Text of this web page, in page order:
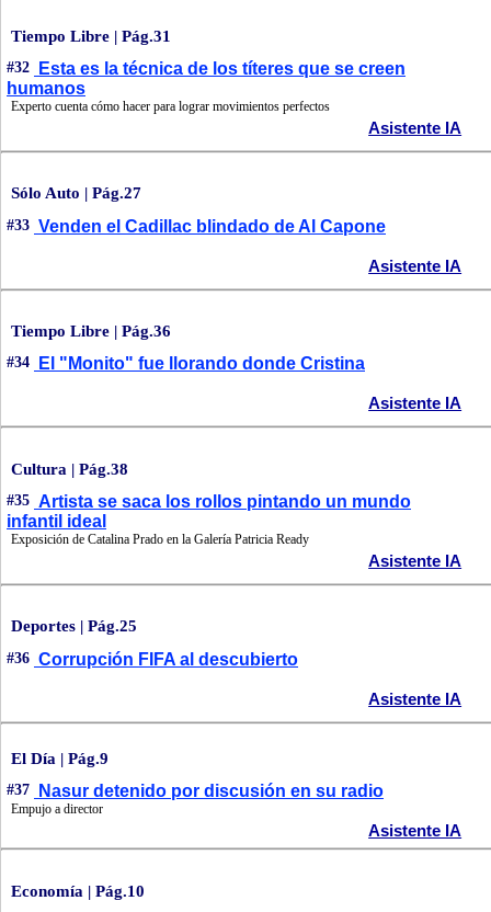
Tiempo Libre | Pág.31
#32
Esta es la técnica de los títeres que se creen
humanos
Experto cuenta cómo hacer para lograr movimientos perfectos
Asistente IA
Sólo Auto | Pág.27
#33 Venden el Cadillac blindado de Al Capone
Asistente IA
Tiempo Libre | Pág.36
#34 El "Monito" fue llorando donde Cristina
Asistente IA
Cultura | Pág.38
#35 Artista se saca los rollos pintando un mundo
infantil ideal
Exposición de Catalina Prado en la Galería Patricia Ready
Asistente IA
Deportes | Pág.25
#36 Corrupción FIFA al descubierto
Asistente IA
El Día | Pág.9
#37 Nasur detenido por discusión en su radio
Empujo a director
Asistente IA
Economía | Pág.10